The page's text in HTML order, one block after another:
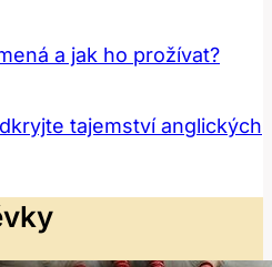
a jak ho prožívat?
tajemství anglických